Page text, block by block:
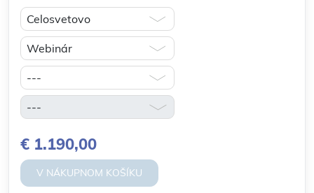
€ 1.190,00
V NÁKUPNOM KOŠÍKU